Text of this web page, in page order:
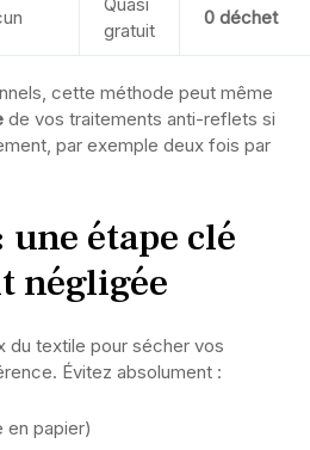
gratuit
0 déchet
cette méthode peut même
de vos traitements anti-reflets si
par exemple deux fois par
une étape clé
négligée
du textile pour sécher vos
Évitez absolument :
en papier)